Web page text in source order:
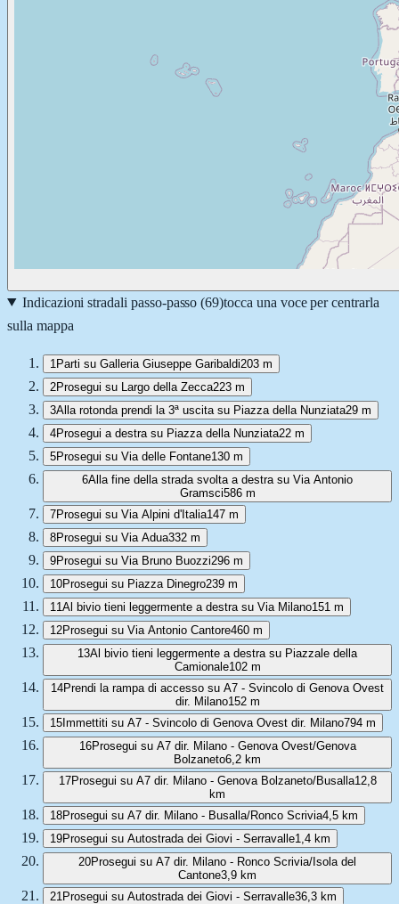
Indicazioni stradali passo-passo (69)tocca una voce per centrarla
sulla mappa
1 Parti su Galleria Giuseppe Garibaldi203 m
2Prosegui su Largo della Zecca223 m
3Alla rotonda prendi la 3ª uscita su Piazza della Nunziata29 m
4Prosegui a destra su Piazza della Nunziata22 m
5Prosegui su Via delle Fontane130 m
6Alla fine della strada svolta a destra su Via Antonio
Gramsci586 m
7Prosegui su Via Alpini d'Italia147 m
8Prosegui su Via Adua332 m
9Prosegui su Via Bruno Buozzi296 m
10Prosegui su Piazza Dinegro239 m
11Al bivio tieni leggermente a destra su Via Milano151 m
12Prosegui su Via Antonio Cantore460 m
13Al bivio tieni leggermente a destra su Piazzale della
Camionale102 m
14Prendi la rampa di accesso su A7 - Svincolo di Genova Ovest
dir. Milano152 m
15Immettiti su A7 - Svincolo di Genova Ovest dir. Milano794 m
16Prosegui su A7 dir. Milano - Genova Ovest/Genova
Bolzaneto6,2 km
17Prosegui su A7 dir. Milano - Genova Bolzaneto/Busalla12,8
km
18Prosegui su A7 dir. Milano - Busalla/Ronco Scrivia4,5 km
19Prosegui su Autostrada dei Giovi - Serravalle1,4 km
20Prosegui su A7 dir. Milano - Ronco Scrivia/Isola del
Cantone3,9 km
21 Prosegui su Autostrada dei Giovi - Serravalle36,3 km